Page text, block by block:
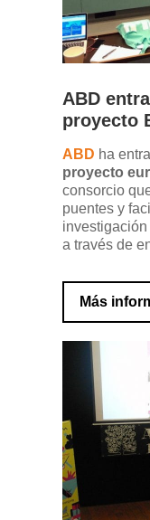
ABD
proyecto
ABD ha
proyecto
consorcio
puentes y
a través de
Más